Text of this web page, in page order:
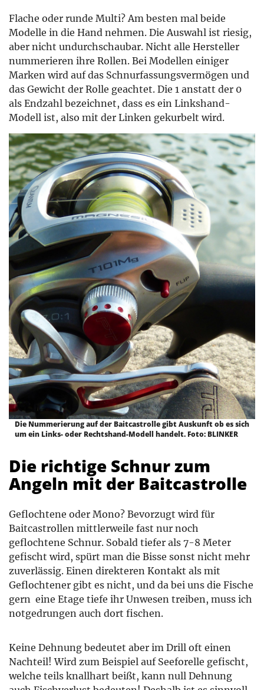
Flache oder runde Multi? Am besten mal beide
Modelle in die Hand nehmen. Die Auswahl ist riesig,
aber nicht undurchschaubar. Nicht alle Hersteller
nummerieren ihre Rollen. Bei Modellen einiger
Marken wird auf das Schnurfassungsvermögen und
das Gewicht der Rolle geachtet. Die 1 anstatt der 0
als Endzahl bezeichnet, dass es ein Linkshand-
Modell ist, also mit der Linken gekurbelt wird.
Die Nummerierung auf der Baitcastrolle gibt Auskunft ob es sich
um ein Links- oder Rechtshand-Modell handelt. Foto: BLINKER
Die richtige Schnur zum
Angeln mit der Baitcastrolle
Geflochtene oder Mono? Bevorzugt wird für
Baitcastrollen mittlerweile fast nur noch
geflochtene Schnur. Sobald tiefer als 7-8 Meter
gefischt wird, spürt man die Bisse sonst nicht mehr
zuverlässig. Einen direkteren Kontakt als mit
Geflochtener gibt es nicht, und da bei uns die Fische
gern eine Etage tiefe ihr Unwesen treiben, muss ich
notgedrungen auch dort fischen.
Keine Dehnung bedeutet aber im Drill oft einen
Nachteil! Wird zum Beispiel auf Seeforelle gefischt,
welche teils knallhart beißt, kann null Dehnung